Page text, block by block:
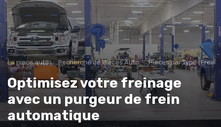
La piece auto Recherche de Pièces Auto Pièces par Type
Optimisez votre freinage
avec un purgeur de frein
automatique